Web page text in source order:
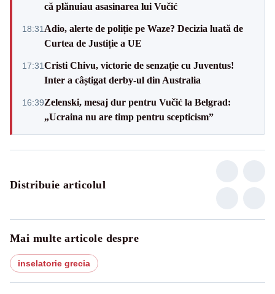
că plănuiau asasinarea lui Vučić
18:31 Adio, alerte de poliție pe Waze? Decizia luată de
Curtea de Justiție a UE
17:31Cristi Chivu, victorie de senzație cu Juventus!
Inter a câștigat derby-ul din Australia
16:39Zelenski, mesaj dur pentru Vučić la Belgrad:
„Ucraina nu are timp pentru scepticism”
Distribuie articolul
Mai multe articole despre
inselatorie grecia